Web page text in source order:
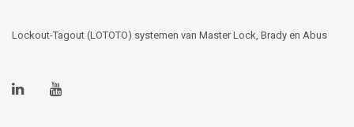
Lockout-Tagout (LOTOTO) systemen van Master Lock, Brady en Abus